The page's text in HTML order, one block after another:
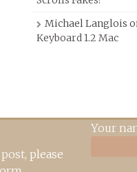
Michael Langlois
Keyboard 1.2 Mac
please
Your